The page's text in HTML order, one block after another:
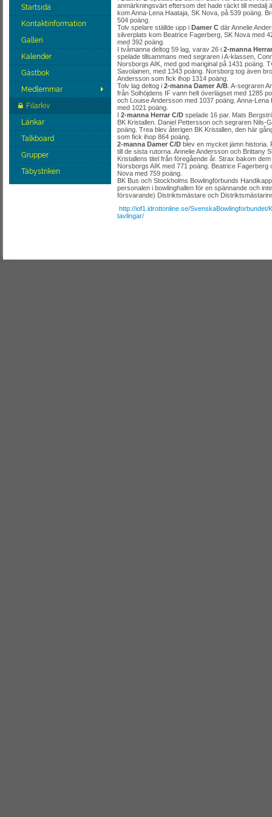
Startsida
Kontaktinformation
Galleri
Kalender
Gästbok
Medlemmar
Filarkiv
Länkar
Talkboard
Grupper
Täbystriken
anmärkningsvärt eftersom det hade räckt till
kom Anna-Lena Haataja, SK Nova, på 539 poäng.
504 poäng.
Tolv spelare ställde upp i Damer C där Annelie
silverplats kom Beatrice Fagerberg, SK Nova med
med 392 poäng.
I tvåmanna deltog 59 lag, varav 26 i 2-manna
spelade tillsammans med segraren i A-klassen,
Norsborgs AIK, med god mariginal på 1431 poäng.
Savolainen, med 1343 poäng. Norsborg tog även
Andersson som fick ihop 1314 poäng.
Tolv lag deltog i 2-manna Damer A/B . A-segraren
från Solhöjdens IF vann helt överlägset med 1285
och Louise Andersson med 1037 poäng. Anna-
med 1021 poäng.
I 2-manna Herrar C/D spelade 16 par. Mats
BK Kristallen. Daniel Pettersson och segraren
poäng. Trea blev återigen BK Kristallen, den här
som fick ihop 864 poäng.
2-manna Damer C/D blev en mycket jämn historia.
till de sista rutorna. Annelie Andersson och Brittany
Kristallens titel från föregående år. Strax bakom
Norsborgs AIK med 771 poäng. Beatrice
Nova med 759 poäng.
BK Bus och Stockholms Bowlingförbunds
personalen i bowlinghallen för en spännande och
försvarande) Distriktsmästare och
http://iof1.idrottonline.se/
tavlingar/